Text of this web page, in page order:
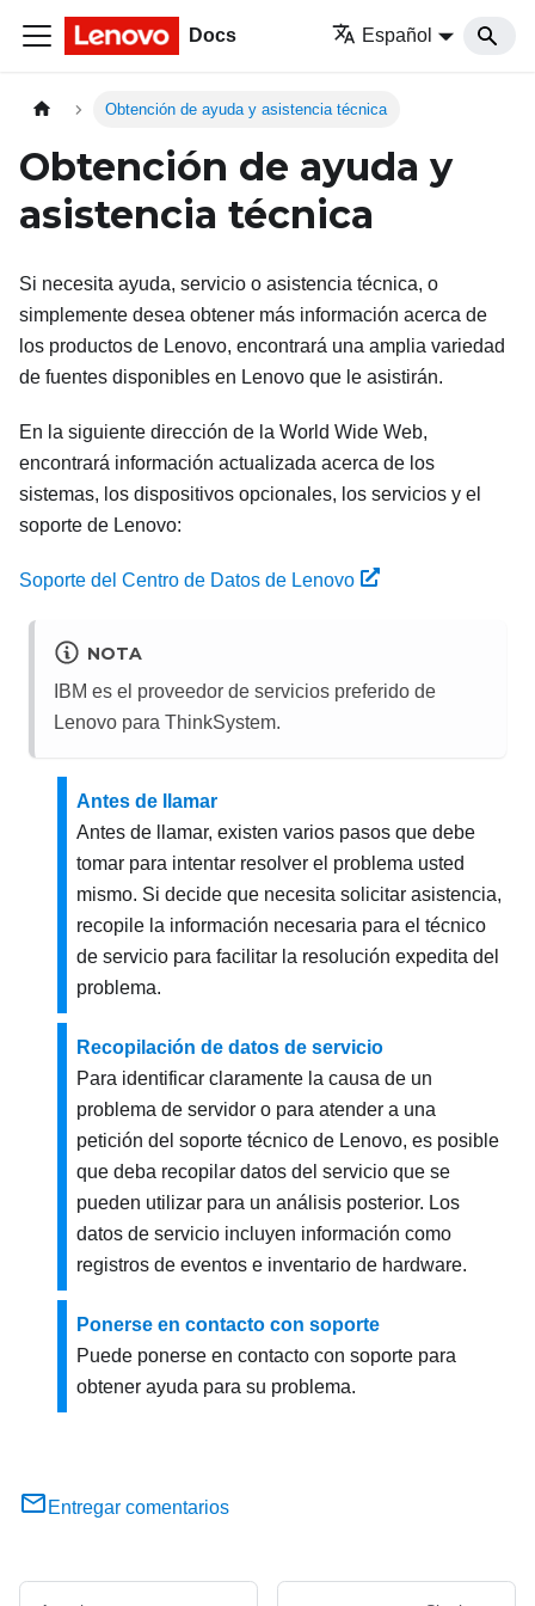
Docs Español
Obtención de ayuda y asistencia técnica
Obtención de ayuda y
asistencia técnica
Si necesita ayuda, servicio o asistencia técnica, o
simplemente desea obtener más información acerca de
los productos de Lenovo, encontrará una amplia variedad
de fuentes disponibles en Lenovo que le asistirán.
En la siguiente dirección de la World Wide Web,
encontrará información actualizada acerca de los
sistemas, los dispositivos opcionales, los servicios y el
soporte de Lenovo:
Soporte del Centro de Datos de Lenovo
NOTA
IBM es el proveedor de servicios preferido de
Lenovo para ThinkSystem.
Antes de llamar
Antes de llamar, existen varios pasos que debe
tomar para intentar resolver el problema usted
mismo. Si decide que necesita solicitar asistencia,
recopile la información necesaria para el técnico
de servicio para facilitar la resolución expedita del
problema.
Recopilación de datos de servicio
Para identificar claramente la causa de un
problema de servidor o para atender a una
petición del soporte técnico de Lenovo, es posible
que deba recopilar datos del servicio que se
pueden utilizar para un análisis posterior. Los
datos de servicio incluyen información como
registros de eventos e inventario de hardware.
Ponerse en contacto con soporte
Puede ponerse en contacto con soporte para
obtener ayuda para su problema.
Entregar comentarios